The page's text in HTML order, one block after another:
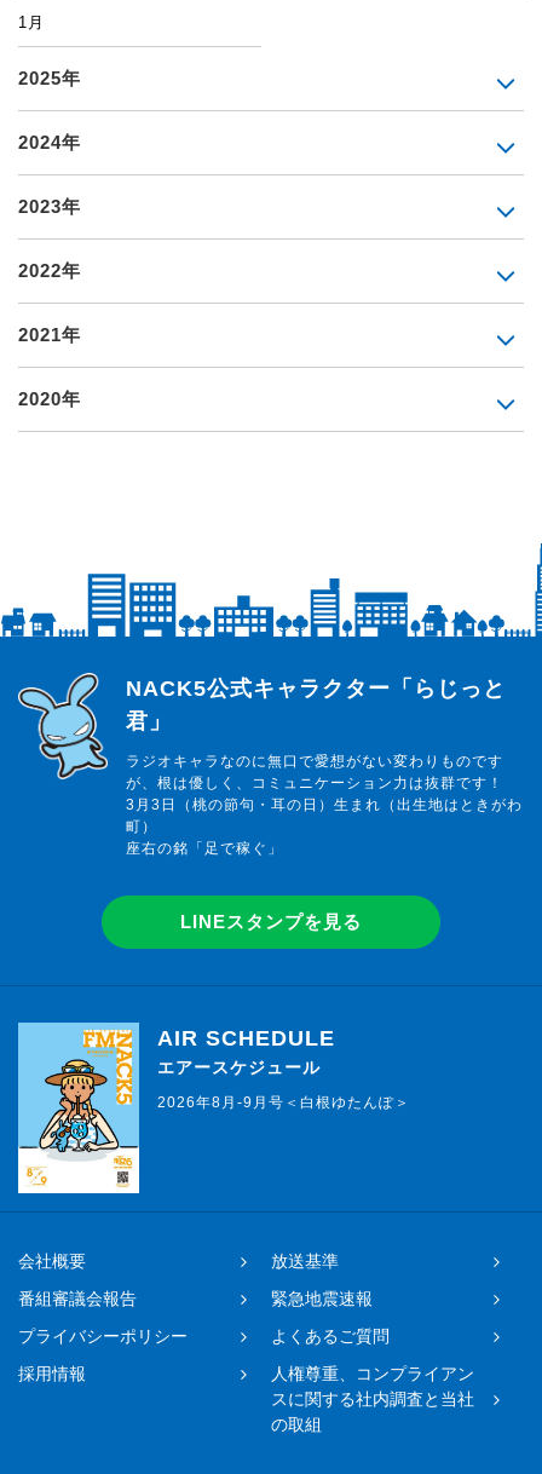
1月
2025年
2024年
2023年
2022年
2021年
2020年
らじっと君
NACK5公式キャラクター「らじっと
君」
ラジオキャラなのに無口で愛想がない変わりものです
が、根は優しく、コミュニケーション力は抜群です！
3月3日（桃の節句・耳の日）生まれ（出生地はときがわ
町）
座右の銘「足で稼ぐ」
LINEスタンプを見る
AIR SCHEDULE
エアースケジュール
2026年8月-9月号＜白根ゆたんぽ＞
会社概要
放送基準
番組審議会報告
緊急地震速報
プライバシーポリシー
よくあるご質問
採用情報
人権尊重、コンプライアン
スに関する社内調査と当社
の取組